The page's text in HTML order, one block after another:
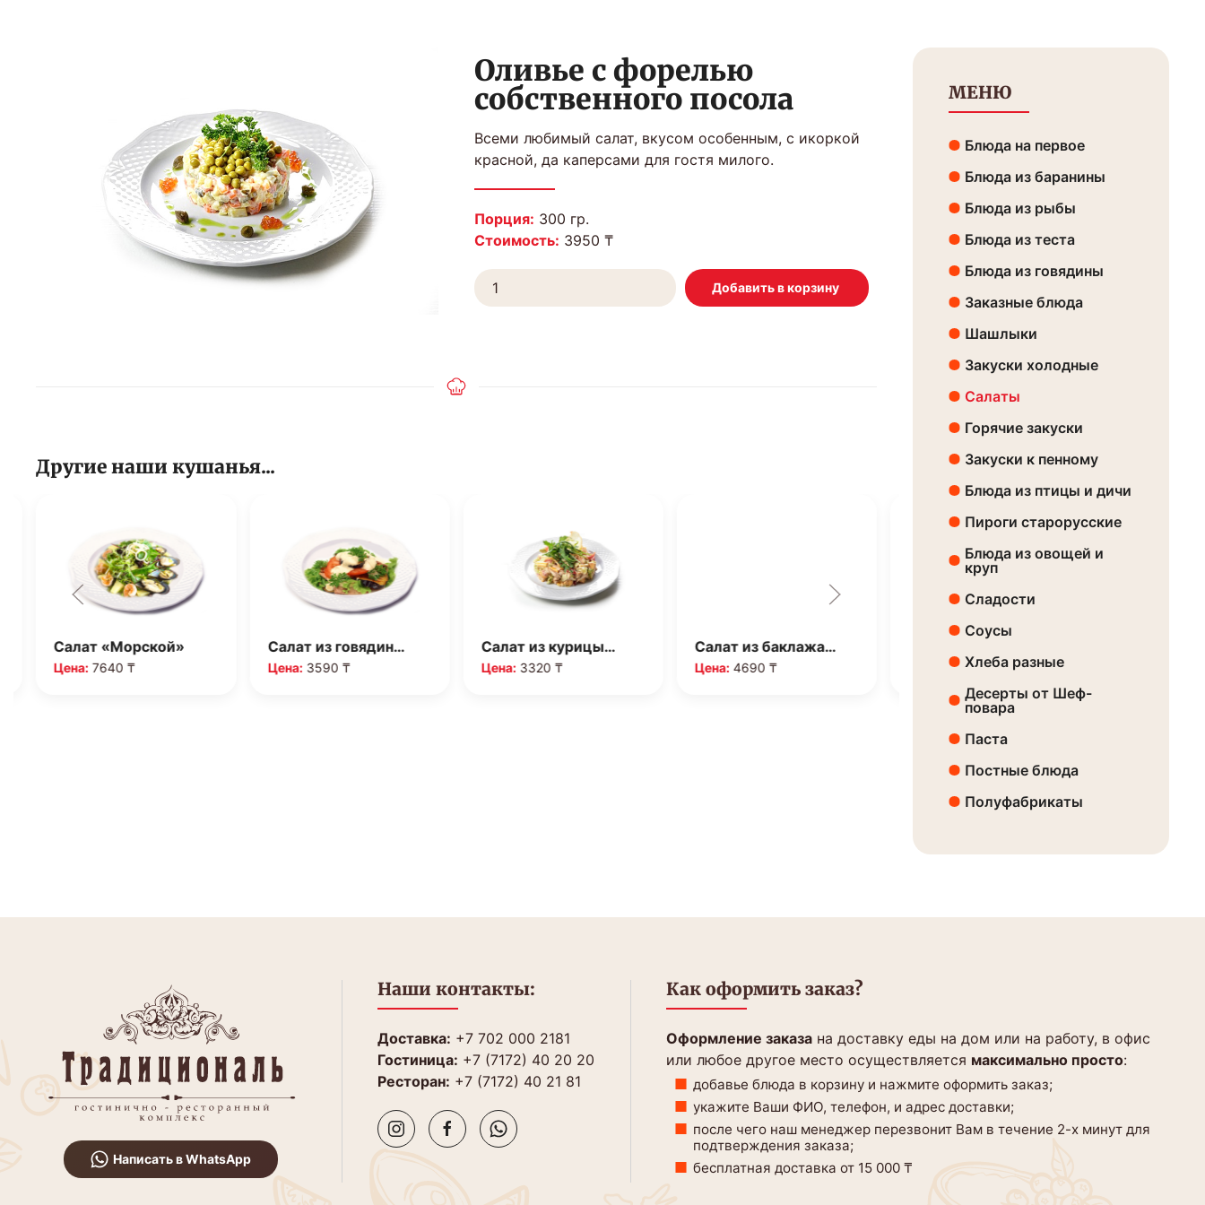
Оливье с форелью
собственного посола
Всеми любимый салат, вкусом особенным, с икоркой
красной, да каперсами для гостя милого.
Порция: 300 гр.
Стоимость: 3950 ₸
Другие наши кушанья...
Салат «Морской»
Цена: 7640 ₸
Салат из говядин…
Цена:3590 ₸
Салат из курицы…
Цена:3320 ₸
Салат из баклажа…
Цена:4690 ₸ 4270 ₸
МЕНЮ
Блюда на первое
Блюда из баранины
Блюда из рыбы
Блюда из теста
Блюда из говядины
Заказные блюда
Шашлыки
Закуски холодные
Салаты
Горячие закуски
Закуски к пенному
Блюда из птицы и дичи
Пироги старорусские
Блюда из овощей и
круп
Сладости
Соусы
Хлеба разные
Десерты от Шеф-
повара
Паста
Постные блюда
Полуфабрикаты
Написать в WhatsApp
Наши контакты:
Доставка: +7 702 000 2181
Гостиница: +7 (7172) 40 20 20
Ресторан: +7 (7172) 40 21 81
Как оформить заказ?
Оформление заказа на доставку еды на дом или на работу, в офис
или любое другое место осуществляется максимально просто:
добавье блюда в корзину и нажмите оформить заказ;
укажите Ваши ФИО, телефон, и адрес доставки;
после чего наш менеджер перезвонит Вам в течение 2-х минут для
подтверждения заказа;
бесплатная доставка от 15 000 ₸